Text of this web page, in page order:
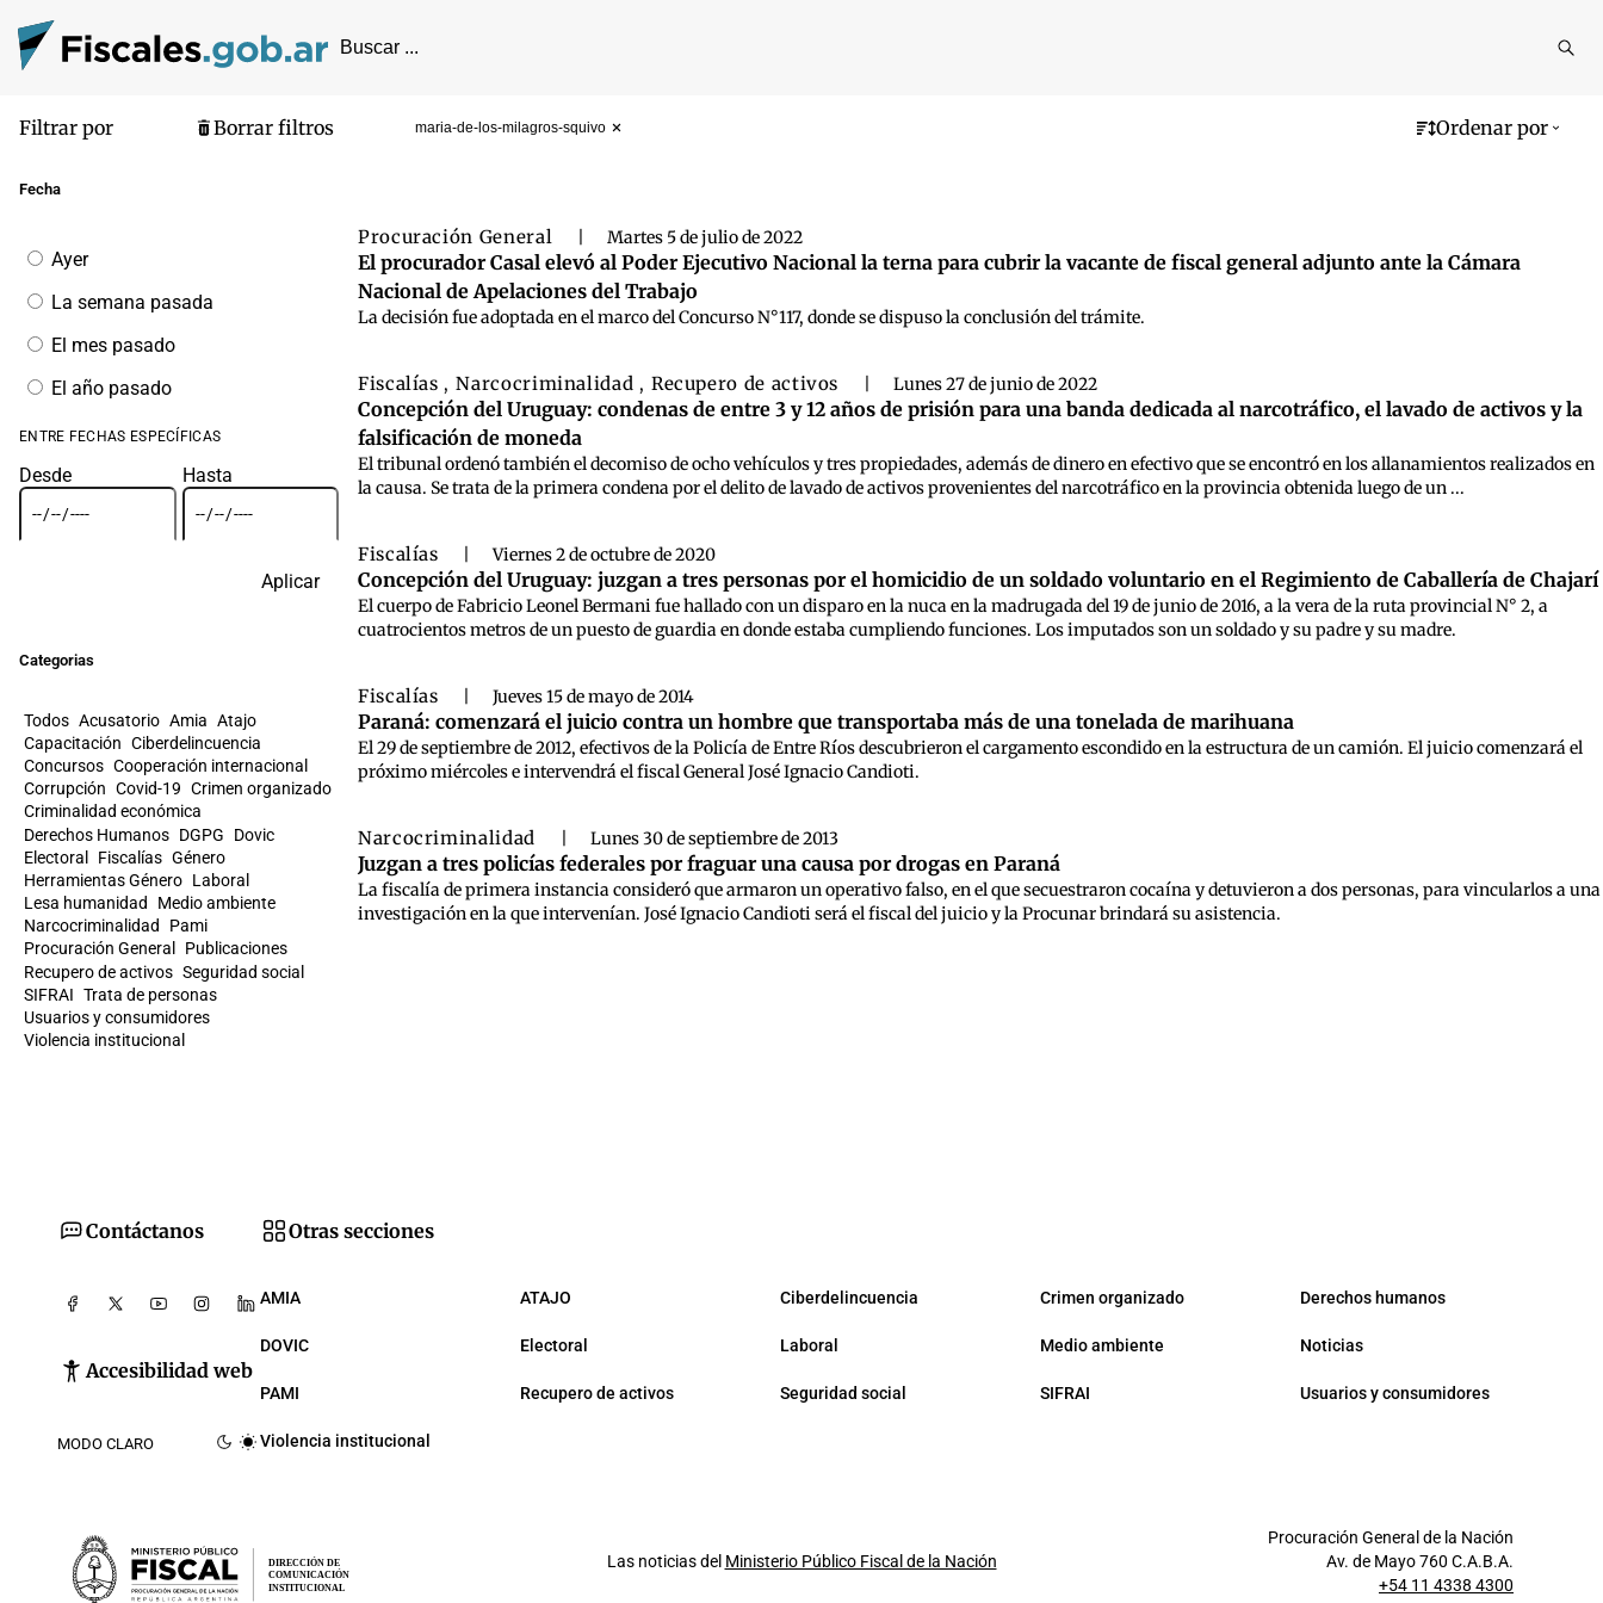
Filtrar por Borrar filtros maria-de-los-milagros-squivo Ordenar por
Fecha
Filtrar
por
fecha
Ayer
La semana pasada
El mes pasado
El año pasado
ENTRE FECHAS ESPECÍFICAS
Desde Hasta
Aplicar
Categorias
Todos Acusatorio Amia Atajo
Capacitación Ciberdelincuencia
Concursos Cooperación internacional
Corrupción Covid-19 Crimen organizado
Criminalidad económica
Derechos Humanos DGPG
Dovic
Electoral
Fiscalías Género
Herramientas Género Laboral
Lesa humanidad
Medio ambiente
Narcocriminalidad
Pami
Procuración General
Publicaciones
Recupero de activos Seguridad social
SIFRAI Trata de personas
Usuarios y consumidores
Violencia institucional
Procuración General Martes 5 de julio de 2022
El procurador Casal elevó al Poder Ejecutivo Nacional la terna para cubrir la vacante de fiscal general adjunto ante la Cámara
Nacional de Apelaciones del Trabajo
La decisión fue adoptada en el marco del Concurso N°117, donde se dispuso la conclusión del trámite.
Fiscalías , Narcocriminalidad , Recupero de activos Lunes 27 de junio de 2022
Concepción del Uruguay: condenas de entre 3 y 12 años de prisión para una banda dedicada al narcotráfico, el lavado de activos y la
falsificación de moneda
El tribunal ordenó también el decomiso de ocho vehículos y tres propiedades, además de dinero en efectivo que se encontró en los allanamientos realizados en
la causa. Se trata de la primera condena por el delito de lavado de activos provenientes del narcotráfico en la provincia obtenida luego de un ...
Fiscalías Viernes 2 de octubre de 2020
Concepción del Uruguay: juzgan a tres personas por el homicidio de un soldado voluntario en el Regimiento de Caballería de Chajarí
El cuerpo de Fabricio Leonel Bermani fue hallado con un disparo en la nuca en la madrugada del 19 de junio de 2016, a la vera de la ruta provincial N° 2, a
cuatrocientos metros de un puesto de guardia en donde estaba cumpliendo funciones. Los imputados son un soldado y su padre y su madre.
Fiscalías Jueves 15 de mayo de 2014
Paraná: comenzará el juicio contra un hombre que transportaba más de una tonelada de marihuana
El 29 de septiembre de 2012, efectivos de la Policía de Entre Ríos descubrieron el cargamento escondido en la estructura de un camión. El juicio comenzará el
próximo miércoles e intervendrá el fiscal General José Ignacio Candioti.
Narcocriminalidad Lunes 30 de septiembre de 2013
Juzgan a tres policías federales por fraguar una causa por drogas en Paraná
La fiscalía de primera instancia consideró que armaron un operativo falso, en el que secuestraron cocaína y detuvieron a dos personas, para vincularlos a una
investigación en la que intervenían. José Ignacio Candioti será el fiscal del juicio y la Procunar brindará su asistencia.
Contáctanos
Accesibilidad web
MODO CLARO
Otras secciones
AMIA ATAJO Ciberdelincuencia Crimen organizado Derechos humanos
DOVIC Electoral Laboral Medio ambiente Noticias
PAMI Recupero de activos Seguridad social SIFRAI Usuarios y consumidores
Violencia institucional
DIRECCIÓN DE
COMUNICACIÓN
INSTITUCIONAL
Las noticias del Ministerio Público Fiscal de la Nación
Procuración General de la Nación
Av. de Mayo 760 C.A.B.A.
+54 11 4338 4300